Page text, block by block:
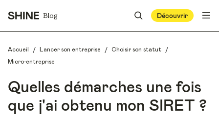
Blog Découvrir
Accueil / Lancer son entreprise / Choisir son statut /
Micro-entreprise
Quelles démarches une fois
que j'ai obtenu mon SIRET ?